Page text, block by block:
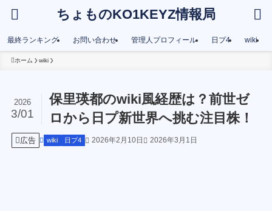
ちょものKO1KEYZ情報局
最終ランキング お問い合わせ 管理人プロフィール 日プ4 wiki
ホーム wiki
保里瑛都のwiki風経歴は？前世ゼ
ロから日プ新世界へ挑む注目株！
2026
3/01
広告 wiki 日プ4 2026年2月10日 2026年3月1日